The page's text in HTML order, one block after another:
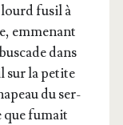
fusil à
emme­nant
dans
sur la petite
du ser­
que fumait